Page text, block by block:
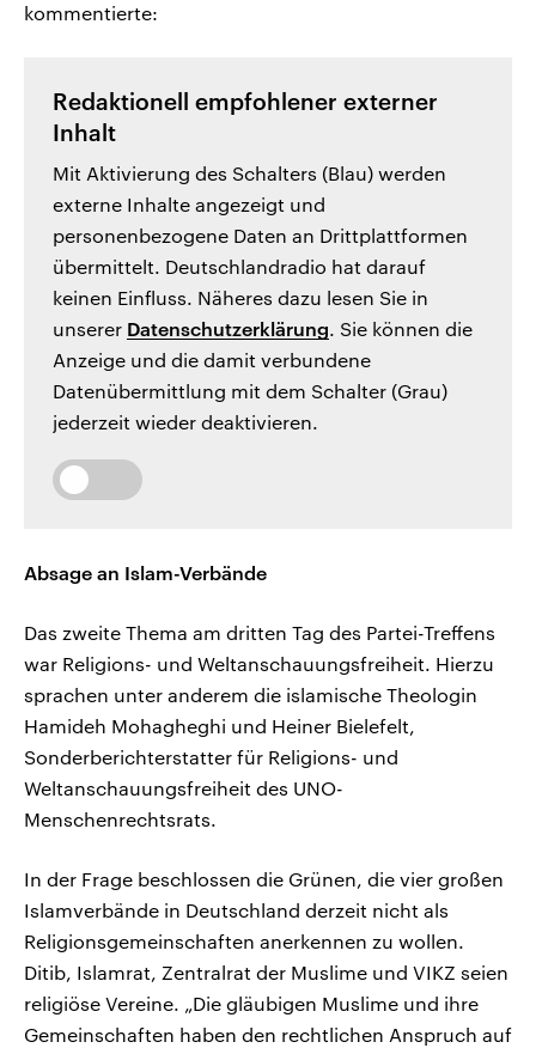
kommentierte:
Redaktionell empfohlener externer
Inhalt
Mit Aktivierung des Schalters (Blau) werden
externe Inhalte angezeigt und
personenbezogene Daten an Drittplattformen
übermittelt. Deutschlandradio hat darauf
keinen Einfluss. Näheres dazu lesen Sie in
unserer Datenschutzerklärung. Sie können die
Anzeige und die damit verbundene
Datenübermittlung mit dem Schalter (Grau)
jederzeit wieder deaktivieren.
Absage an Islam-Verbände
Das zweite Thema am dritten Tag des Partei-Treffens
war Religions- und Weltanschauungsfreiheit. Hierzu
sprachen unter anderem die islamische Theologin
Hamideh Mohagheghi und Heiner Bielefelt,
Sonderberichterstatter für Religions- und
Weltanschauungsfreiheit des UNO-
Menschenrechtsrats.
In der Frage beschlossen die Grünen, die vier großen
Islamverbände in Deutschland derzeit nicht als
Religionsgemeinschaften anerkennen zu wollen.
Ditib, Islamrat, Zentralrat der Muslime und VIKZ seien
religiöse Vereine. „Die gläubigen Muslime und ihre
Gemeinschaften haben den rechtlichen Anspruch auf